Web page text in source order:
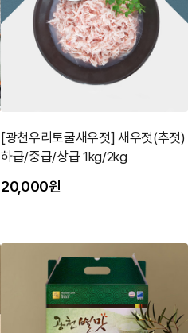
[광천우리토굴새우젓] 새우젓(추젓)
하급/중급/상급 1kg/2kg
20,000원